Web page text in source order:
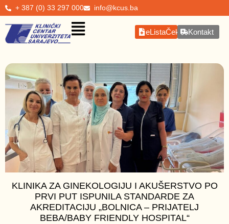
+ 387 (0) 33 297 000 info@kcus.ba
eListaČekanjaKontakt
KLINIKA ZA GINEKOLOGIJU I AKUŠERSTVO PO
PRVI PUT ISPUNILA STANDARDE ZA
AKREDITACIJU „BOLNICA – PRIJATELJ
BEBA/BABY FRIENDLY HOSPITAL“